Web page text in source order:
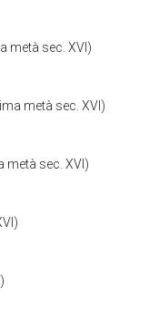
metà sec. XVI)
metà sec. XVI)
metà sec. XVI)